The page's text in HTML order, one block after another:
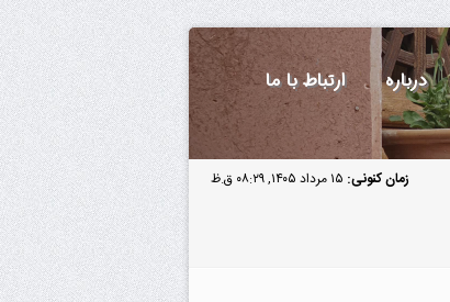
درباره ارتباط با ما
زمان کنونی: ۱۵ مرداد ۱۴۰۵, ۰۸:۲۹ ق.ظ